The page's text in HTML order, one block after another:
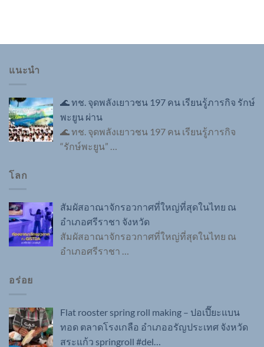
แนะนำ
🌊 ทช. จุดพลังเยาวชน 197 คน เรียนรู้ภารกิจ รักษ์
พะยูน ผ่าน
🌊 ทช. จุดพลังเยาวชน 197 คน เรียนรู้ภารกิจ
“รักษ์พะยูน”
โลก
สัมผัสอาณาจักรอวกาศที่ใหญ่ที่สุดในไทย ณ
อำเภอศรีราชา จังหวัด
สัมผัสอาณาจักรอวกาศที่ใหญ่ที่สุดในไทย ณ
อำเภอศรีราชา …
อร่อย
Flat rooster spring roll making – ปอเปี๊ยะแบน
ทอด ตลาดโรงเกลือ อำเภออรัญประเทศ จังหวัด
สระแก้ว springroll #del…